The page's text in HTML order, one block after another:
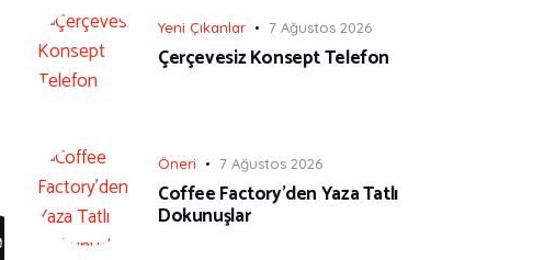
Yeni Çıkanlar 7 Ağustos 2026
Çerçevesiz Konsept Telefon
Öneri 7 Ağustos 2026
Coffee Factory’den Yaza Tatlı
Dokunuşlar